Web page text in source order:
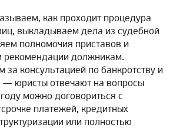
как проходит процедура
выкладываем дела из судебной
полномочия приставов и
рекомендации должникам.
консультацией по банкротству и
— юристы отвечают на вопросы
можно договориться с
платежей, кредитных
или полностью